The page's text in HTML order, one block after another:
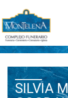
SILVIA